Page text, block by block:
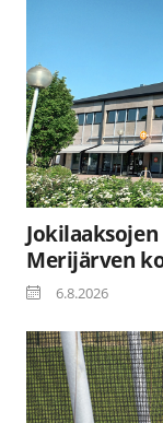
Merijärven
6.8.2026